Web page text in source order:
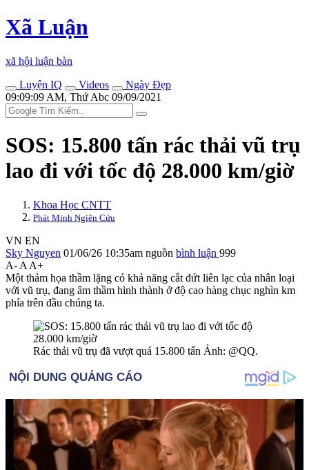
Xã Luận
xã hội luận bàn
Luyện IQ
Videos
Ngày Đẹp
09:09:09 AM, Thứ Abc 09/09/2021
SOS: 15.800 tấn rác thải vũ trụ
lao đi với tốc độ 28.000 km/giờ
Khoa Học CNTT
Phát Minh Ngiên Cứu
VN EN
Sky Nguyen 01/06/26 10:35am nguồn bình luận 999
A- A A+
Một thảm họa thầm lặng có khả năng cắt đứt liên lạc của nhân loại
với vũ trụ, đang âm thầm hình thành ở độ cao hàng chục nghìn km
phía trên đầu chúng ta.
Rác thải vũ trụ đã vượt quá 15.800 tấn Ảnh: @QQ.